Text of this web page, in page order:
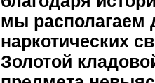
мы располагаем
наркотических
Золотой